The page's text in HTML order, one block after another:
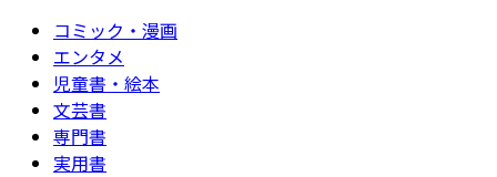
コミック・漫画
エンタメ
児童書・絵本
文芸書
専門書
実用書